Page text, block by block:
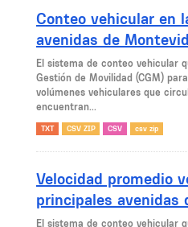
Conteo vehicular en
avenidas de
El sistema de conteo vehicular
Gestión de Movilidad (CGM)
volúmenes vehiculares que
encuentran...
TXT CSV ZIP CSV csv zip
Velocidad promedio
principales avenidas
El sistema de conteo vehicular